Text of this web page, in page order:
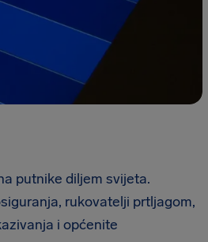
putnike diljem svijeta.
rukovatelji prtljagom,
i općenite